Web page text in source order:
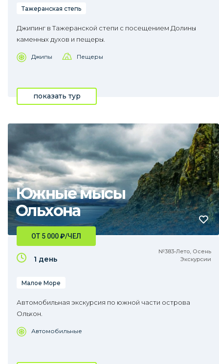
Тажеранская степь
Джипинг в Тажеранской степи с посещением Долины
каменных духов и пещеры.
Джипы Пещеры
показать тур
Южные мысы
Ольхона
№383•Лето, Осень
Экскурсии
ОТ 5 000₽/ЧЕЛ
1 день
Малое Море
Автомобильная экскурсия по южной части острова
Ольхон.
Автомобильные